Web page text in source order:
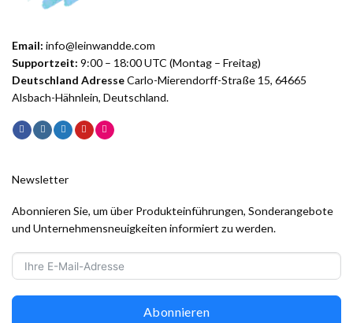
Email: info@leinwandde.com
Supportzeit: 9:00 – 18:00 UTC (Montag – Freitag)
Deutschland AdresseCarlo-Mierendorff-Straße 15, 64665
Alsbach-Hähnlein, Deutschland.
Newsletter
Abonnieren Sie, um über Produkteinführungen, Sonderangebote
und Unternehmensneuigkeiten informiert zu werden.
Abonnieren